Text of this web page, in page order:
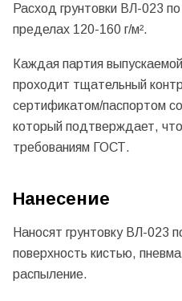
Расход грунтовки ВЛ-023
пределах 120-160 г/м².
Каждая партия
проходит тщательный
сертификатом/паспортом
который подтверждает,
требованиям ГОСТ.
Нанесение
Наносят грунтовку ВЛ-023
поверхность кистью,
распыление.